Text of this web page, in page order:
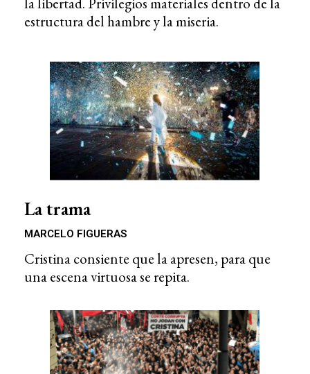
estructura del hambre y la miseria.
La trama
MARCELO FIGUERAS
Cristina consiente que la apresen, para que
una escena virtuosa se repita.